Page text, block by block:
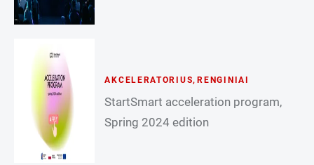
AKCELERATORIUS, RENGINIAI
StartSmart acceleration program,
Spring 2024 edition